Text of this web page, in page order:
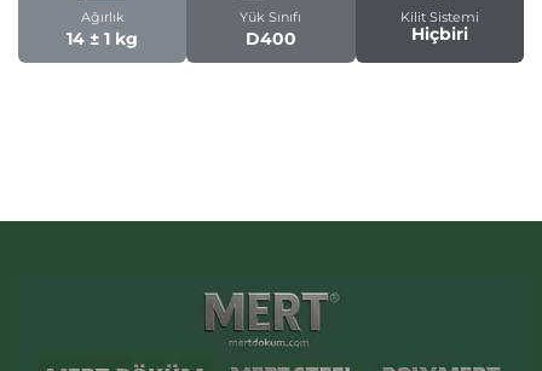
Ağırlık
14 ± 1 kg
Yük Sınıfı
D400
Kilit Sistemi
Hiçbiri